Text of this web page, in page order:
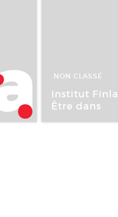
NON CLASSÉ
01 Déc -
Institut
Être dans